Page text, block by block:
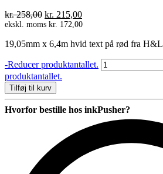
kr.258,00 Den
oprindelige
var:
kr. 215,00Den
aktuelle
er:
ekskl. moms kr. 172,00
19,05mm x 6,4m hvid text på rød fra H&L
-Reducer produktantallet. Brady
M21-
RD
tape
CMYK
antal
produktantallet.
Tilføj til kurv
Hvorfor bestille hos inkPusher?